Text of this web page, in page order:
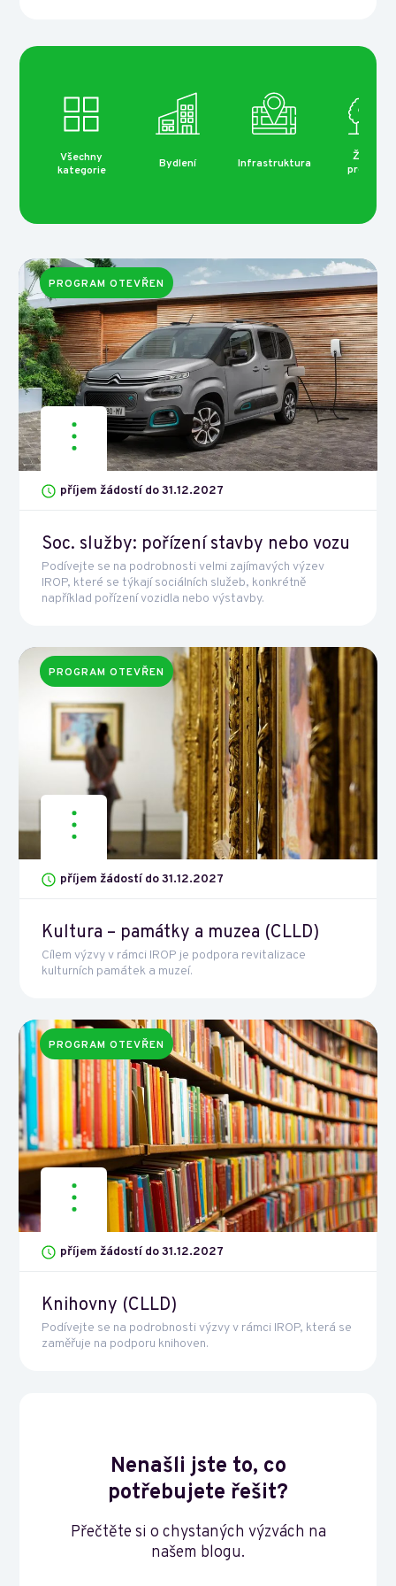
Všechny
kategorie
Bydlení Infrastruktura
Životní
prostředí
PROGRAM OTEVŘEN
příjem žádostí do 31.12.2027
Soc. služby: pořízení stavby nebo vozu
Podívejte se na podrobnosti velmi zajímavých výzev
IROP, které se týkají sociálních služeb, konkrétně
například pořízení vozidla nebo výstavby.
PROGRAM OTEVŘEN
příjem žádostí do 31.12.2027
Kultura – památky a muzea (CLLD)
Cílem výzvy v rámci IROP je podpora revitalizace
kulturních památek a muzeí.
PROGRAM OTEVŘEN
příjem žádostí do 31.12.2027
Knihovny (CLLD)
Podívejte se na podrobnosti výzvy v rámci IROP, která se
zaměřuje na podporu knihoven.
Nenašli jste to, co
potřebujete řešit?
Přečtěte si o chystaných výzvách na
našem blogu.